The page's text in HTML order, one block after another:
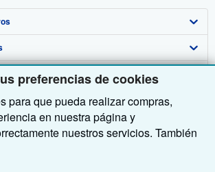
preferencias de cookies
para que pueda realizar compras,
en nuestra página y
nuestros servicios. También
para comprender el modo en que los
de afiliados
y guías
AbeBooks